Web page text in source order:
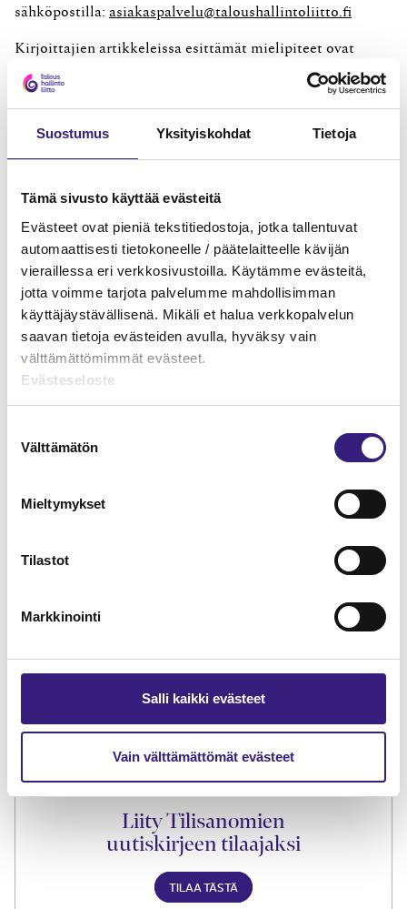
Suostumus Yksityiskohdat Tietoja
Tämä sivusto käyttää evästeitä
Evästeet ovat pieniä tekstitiedostoja, jotka tallentuvat
automaattisesti tietokoneelle / päätelaitteelle kävijän
vieraillessa eri verkkosivustoilla. Käytämme evästeitä,
jotta voimme tarjota palvelumme mahdollisimman
käyttäjäystävällisenä. Mikäli et halua verkkopalvelun
saavan tietoja evästeiden avulla, hyväksy vain
välttämättömimmät evästeet.
Evästeseloste
valinta
Välttämätön
Mieltymykset
Tilastot
Markkinointi
Salli kaikki evästeet
Vain välttämättömät evästeet
sähköpostilla: asiakaspalvelu@taloushallintoliitto.fi
Kirjoittajien artikkeleissa esittämät mielipiteet ovat
julkaisijayhteisöjen kantaa. Artikkelien tiedot perustuvat
lähteisiin, jotka lehti on arvioinut luotettaviksi.
Julkaisijayhteisöt eivät vastaa mahdollisista
vaatimuksista, joita saattaa syntyä artikkelin virheiden tai
osittainenkin julkaiseminen ilman lupaa on kielletty.
Päivitetty 14.1.2026
TILAA TÄSTÄ
Liity Tilisanomien
uutiskirjeen tilaajaksi
TILAA TÄSTÄ